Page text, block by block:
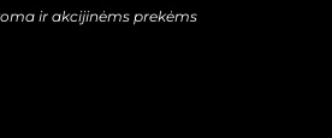
ir akcijinėms prekėms